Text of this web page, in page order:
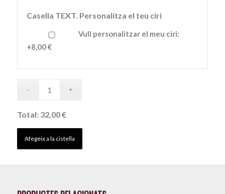
Casella TEXT. Personalitza el teu ciri
Vull personalitzar el meu ciri:
+8,00 €
Total: 32,00 €
Afegeix a la cistella